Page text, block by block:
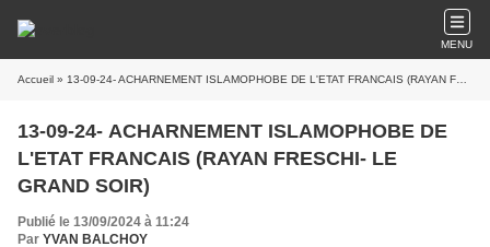
MENU
Accueil » 13-09-24- ACHARNEMENT ISLAMOPHOBE DE L'ETAT FRANCAIS (RAYAN FRESCHI- LE GRAND SOIR)
13-09-24- ACHARNEMENT ISLAMOPHOBE DE
L'ETAT FRANCAIS (RAYAN FRESCHI- LE
GRAND SOIR)
Publié le 13/09/2024 à 11:24
Par YVAN BALCHOY